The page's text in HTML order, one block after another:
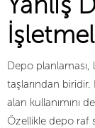
Depo
taşlarından biridir.
alan kullanımını
Özellikle depo raf